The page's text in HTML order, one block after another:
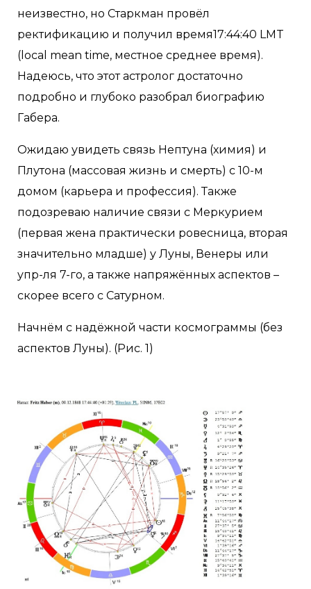
неизвестно, но Старкман провёл
ректификацию и получил время17:44:40 LMT
(local mean time, местное среднее время).
Надеюсь, что этот астролог достаточно
подробно и глубоко разобрал биографию
Габера.
Ожидаю увидеть связь Нептуна (химия) и
Плутона (массовая жизнь и смерть) с 10-м
домом (карьера и профессия). Также
подозреваю наличие связи с Меркурием
(первая жена практически ровесница, вторая
значительно младше) у Луны, Венеры или
упр-ля 7-го, а также напряжённых аспектов –
скорее всего с Сатурном.
Начнём с надёжной части космограммы (без
аспектов Луны). (Рис. 1)